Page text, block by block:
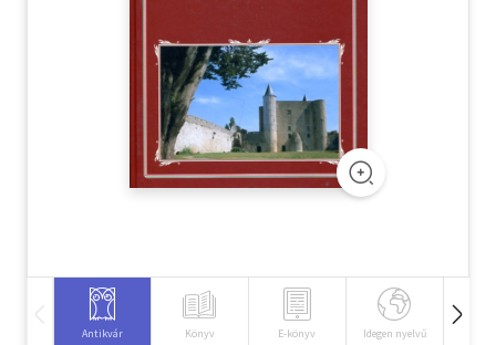
Szótár, nyelvkönyv
Tankönyv, segédkönyv
Társadalomtudomány
Természettudomány
Vallás
Antikvár Könyv E-könyv Idegen nyelvű